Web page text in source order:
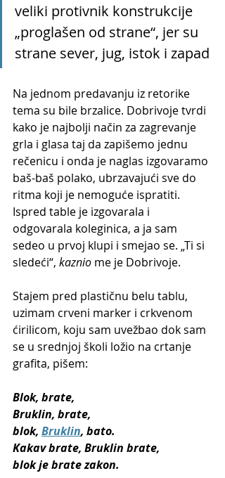
veliki protivnik konstrukcije
„proglašen od strane“, jer su
strane sever, jug, istok i zapad
Na jednom predavanju iz retorike
tema su bile brzalice. Dobrivoje tvrdi
kako je najbolji način za zagrevanje
grla i glasa taj da zapišemo jednu
rečenicu i onda je naglas izgovaramo
baš-baš polako, ubrzavajući sve do
ritma koji je nemoguće ispratiti.
Ispred table je izgovarala i
odgovarala koleginica, a ja sam
sedeo u prvoj klupi i smejao se. „Ti si
sledeći“, kaznio me je Dobrivoje.
Stajem pred plastičnu belu tablu,
uzimam crveni marker i crkvenom
ćirilicom, koju sam uvežbao dok sam
se u srednjoj školi ložio na crtanje
grafita, pišem:
Blok, brate,
Bruklin, brate,
blok, Bruklin, bato.
Kakav brate, Bruklin brate,
blok je brate zakon.